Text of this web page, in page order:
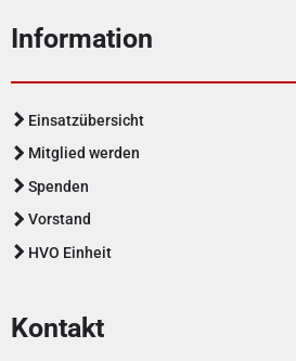
Information
Einsatzübersicht
Mitglied werden
Spenden
Vorstand
HVO Einheit
Kontakt